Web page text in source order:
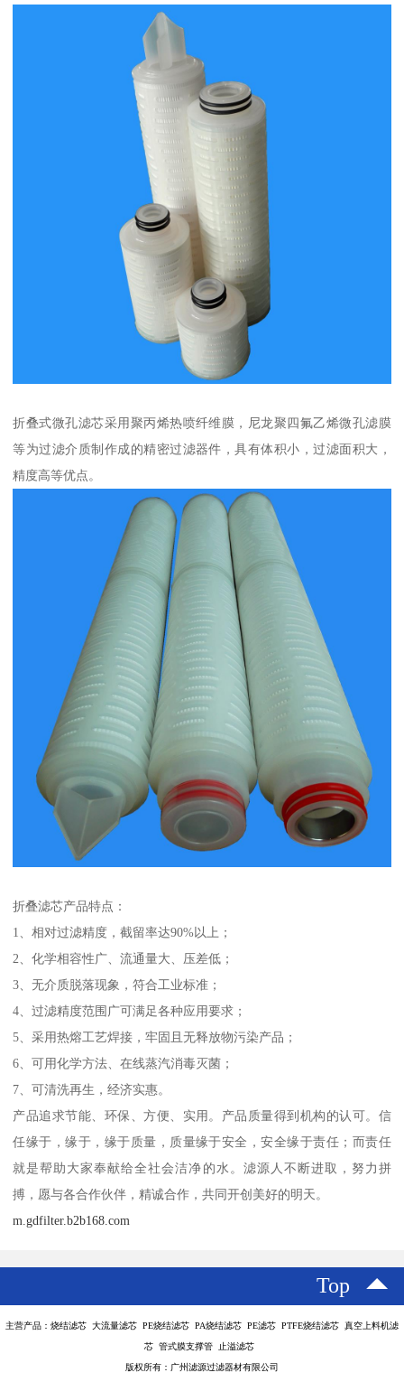
折叠式微孔滤芯采用聚丙烯热喷纤维膜，尼龙聚四氟乙烯微孔滤膜
等为过滤介质制作成的精密过滤器件，具有体积小，过滤面积大，
精度高等优点。
折叠滤芯产品特点：
1、相对过滤精度，截留率达90%以上；
2、化学相容性广、流通量大、压差低；
3、无介质脱落现象，符合工业标准；
4、过滤精度范围广可满足各种应用要求；
5、采用热熔工艺焊接，牢固且无释放物污染产品；
6、可用化学方法、在线蒸汽消毒灭菌；
7、可清洗再生，经济实惠。
产品追求节能、环保、方便、实用。产品质量得到机构的认可。信
任缘于，缘于，缘于质量，质量缘于安全，安全缘于责任；而责任
就是帮助大家奉献给全社会洁净的水。滤源人不断进取，努力拼
搏，愿与各合作伙伴，精诚合作，共同开创美好的明天。
m.gdfilter.b2b168.com
Top
主营产品：烧结滤芯 大流量滤芯 PE烧结滤芯 PA烧结滤芯 PE滤芯 PTFE烧结滤芯 真空上料机滤
芯 管式膜支撑管 止溢滤芯
版权所有：广州滤源过滤器材有限公司